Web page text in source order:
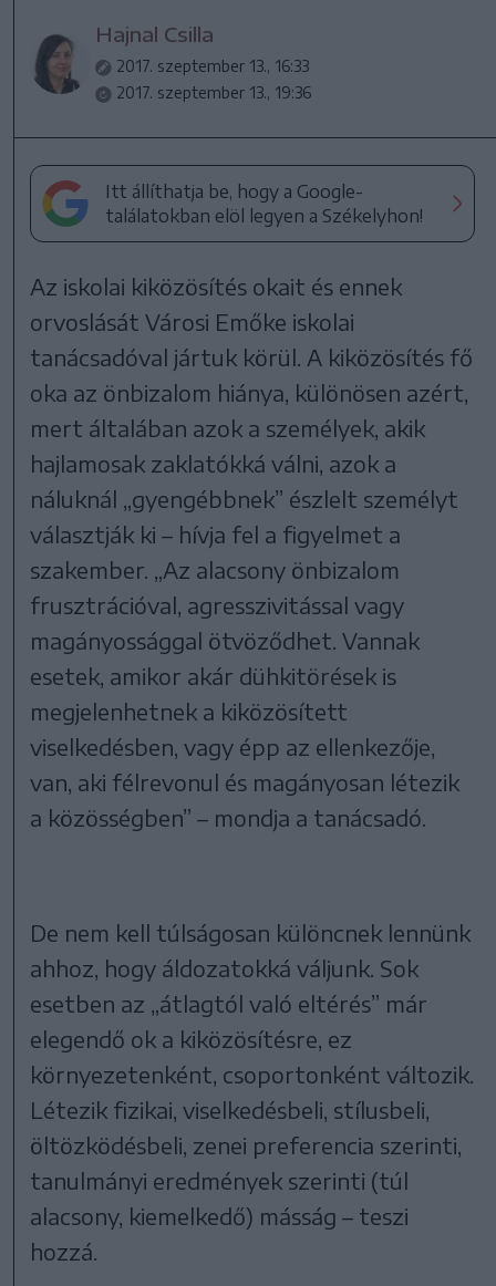
Hajnal Csilla
2017. szeptember 13., 16:33
2017. szeptember 13., 19:36
Itt állíthatja be, hogy a Google-
találatokban elöl legyen a Székelyhon!
Az iskolai kiközösítés okait és ennek
orvoslását Városi Emőke iskolai
tanácsadóval jártuk körül. A kiközösítés fő
oka az önbizalom hiánya, különösen azért,
mert általában azok a személyek, akik
hajlamosak zaklatókká válni, azok a
náluknál „gyengébbnek” észlelt személyt
választják ki – hívja fel a figyelmet a
szakember. „Az alacsony önbizalom
frusztrációval, agresszivitással vagy
magányossággal ötvöződhet. Vannak
esetek, amikor akár dühkitörések is
megjelenhetnek a kiközösített
viselkedésben, vagy épp az ellenkezője,
van, aki félrevonul és magányosan létezik
a közösségben” – mondja a tanácsadó.
De nem kell túlságosan különcnek lennünk
ahhoz, hogy áldozatokká váljunk. Sok
esetben az „átlagtól való eltérés” már
elegendő ok a kiközösítésre, ez
környezetenként, csoportonként változik.
Létezik fizikai, viselkedésbeli, stílusbeli,
öltözködésbeli, zenei preferencia szerinti,
tanulmányi eredmények szerinti (túl
alacsony, kiemelkedő) másság – teszi
hozzá.